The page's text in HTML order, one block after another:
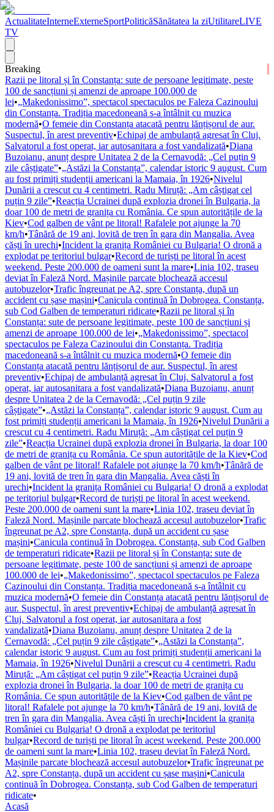
ActualitateInterneExterneSportPoliticăSănătatea la ziUtilitareLIVE
TV
Breaking
Razii pe litoral și în Constanța: sute de persoane legitimate, peste
100 de sancțiuni și amenzi de aproape 100.000 de
lei•„Makedonissimo”, spectacol spectaculos pe Faleza Cazinoului
din Constanța. Tradiția macedoneană s-a întâlnit cu muzica
modernă•O femeie din Constanța atacată pentru lănțișorul de aur.
Suspectul, în arest preventiv•Echipaj de ambulanță agresat în Cluj.
Salvatorul a fost operat, iar autosanitara a fost vandalizată•Diana
Buzoianu, anunț despre Unitatea 2 de la Cernavodă: „Cel puțin 9
zile câștigate”•„Astăzi la Constanța”, calendar istoric 9 august. Cum
au fost primiți studenții americani la Mamaia, în 1926•Nivelul
Dunării a crescut cu 4 centimetri. Radu Miruță: „Am câștigat cel
puțin 9 zile”•Reacția Ucrainei după explozia dronei în Bulgaria, la
doar 100 de metri de granița cu România. Ce spun autoritățile de la
Kiev•Cod galben de vânt pe litoral! Rafalele pot ajunge la 70
km/h•Tânără de 19 ani, lovită de tren în gara din Mangalia. Avea
căști în urechi•Incident la granița României cu Bulgaria! O dronă a
explodat pe teritoriul bulgar•Record de turiști pe litoral în acest
weekend. Peste 200.000 de oameni sunt la mare•Linia 102, traseu
deviat în Faleză Nord. Mașinile parcate blochează accesul
autobuzelor•Trafic îngreunat pe A2, spre Constanța, după un
accident cu șase mașini•Canicula continuă în Dobrogea. Constanța,
sub Cod Galben de temperaturi ridicate•Razii pe litoral și în
Constanța: sute de persoane legitimate, peste 100 de sancțiuni și
amenzi de aproape 100.000 de lei•„Makedonissimo”, spectacol
spectaculos pe Faleza Cazinoului din Constanța. Tradiția
macedoneană s-a întâlnit cu muzica modernă•O femeie din
Constanța atacată pentru lănțișorul de aur. Suspectul, în arest
preventiv•Echipaj de ambulanță agresat în Cluj. Salvatorul a fost
operat, iar autosanitara a fost vandalizată•Diana Buzoianu, anunț
despre Unitatea 2 de la Cernavodă: „Cel puțin 9 zile
câștigate”•„Astăzi la Constanța”, calendar istoric 9 august. Cum au
fost primiți studenții americani la Mamaia, în 1926•Nivelul Dunării a
crescut cu 4 centimetri. Radu Miruță: „Am câștigat cel puțin 9
zile”•Reacția Ucrainei după explozia dronei în Bulgaria, la doar 100
de metri de granița cu România. Ce spun autoritățile de la Kiev•Cod
galben de vânt pe litoral! Rafalele pot ajunge la 70 km/h•Tânără de
19 ani, lovită de tren în gara din Mangalia. Avea căști în
urechi•Incident la granița României cu Bulgaria! O dronă a explodat
pe teritoriul bulgar•Record de turiști pe litoral în acest weekend.
Peste 200.000 de oameni sunt la mare•Linia 102, traseu deviat în
Faleză Nord. Mașinile parcate blochează accesul autobuzelor•Trafic
îngreunat pe A2, spre Constanța, după un accident cu șase
mașini•Canicula continuă în Dobrogea. Constanța, sub Cod Galben
de temperaturi ridicate•Razii pe litoral și în Constanța: sute de
persoane legitimate, peste 100 de sancțiuni și amenzi de aproape
100.000 de lei•„Makedonissimo”, spectacol spectaculos pe Faleza
Cazinoului din Constanța. Tradiția macedoneană s-a întâlnit cu
muzica modernă•O femeie din Constanța atacată pentru lănțișorul de
aur. Suspectul, în arest preventiv•Echipaj de ambulanță agresat în
Cluj. Salvatorul a fost operat, iar autosanitara a fost
vandalizată•Diana Buzoianu, anunț despre Unitatea 2 de la
Cernavodă: „Cel puțin 9 zile câștigate”•„Astăzi la Constanța”,
calendar istoric 9 august. Cum au fost primiți studenții americani la
Mamaia, în 1926•Nivelul Dunării a crescut cu 4 centimetri. Radu
Miruță: „Am câștigat cel puțin 9 zile”•Reacția Ucrainei după
explozia dronei în Bulgaria, la doar 100 de metri de granița cu
România. Ce spun autoritățile de la Kiev•Cod galben de vânt pe
litoral! Rafalele pot ajunge la 70 km/h•Tânără de 19 ani, lovită de
tren în gara din Mangalia. Avea căști în urechi•Incident la granița
României cu Bulgaria! O dronă a explodat pe teritoriul
bulgar•Record de turiști pe litoral în acest weekend. Peste 200.000
de oameni sunt la mare•Linia 102, traseu deviat în Faleză Nord.
Mașinile parcate blochează accesul autobuzelor•Trafic îngreunat pe
A2, spre Constanța, după un accident cu șase mașini•Canicula
continuă în Dobrogea. Constanța, sub Cod Galben de temperaturi
ridicate•
Acasă